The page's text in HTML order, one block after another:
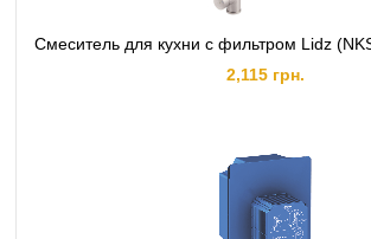
Смеситель для кухни с фильтром Lidz
2,115 грн.